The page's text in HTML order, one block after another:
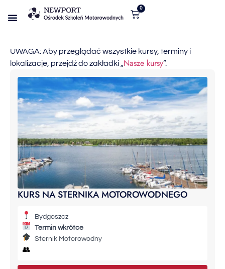
0
UWAGA: Aby przeglądać wszystkie kursy, terminy i
lokalizacje, przejdź do zakładki „ Nasze kursy”.
KURS NA STERNIKA MOTOROWODNEGO
Bydgoszcz
Termin wkrótce
Sternik Motorowodny
👥